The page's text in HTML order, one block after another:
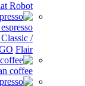
Robot
/
Flair الملحقات
coffee